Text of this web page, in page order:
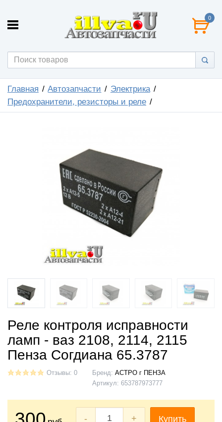
0
Главная Автозапчасти
Электрика
Предохранители, резисторы и реле
Реле контроля исправности
ламп - ваз 2108, 2114, 2115
Пенза Согдиана 65.3787
Отзывы: 0 Бренд: АСТРО г ПЕНЗА
Артикул: 653787973777
- + Купить